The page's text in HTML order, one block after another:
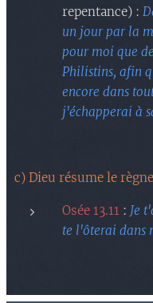
repentance) :
un jour par la
pour moi que
Philistins, afin
encore dans
j'échapperai à
c) Dieu résume le
Osée 13.11 : Je
te l'ôterai dans